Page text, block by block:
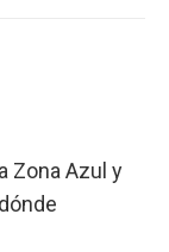
Zona Azul y